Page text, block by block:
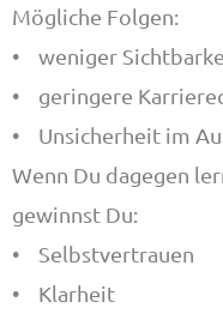
Mögliche Folgen:
• weniger
• geringere
• Unsicherheit im
Wenn Du dagegen
gewinnst Du:
• Selbstvertrauen
• Klarheit